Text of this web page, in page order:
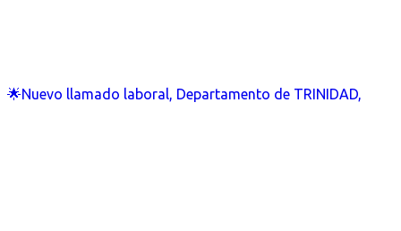
🌟Nuevo llamado laboral, Departamento de TRINIDAD,